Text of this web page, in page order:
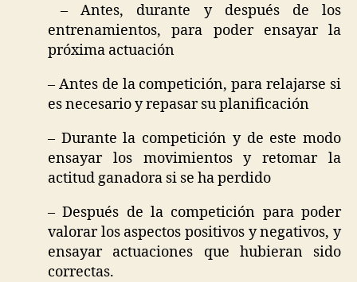
– Antes, durante y después de los
entrenamientos, para poder ensayar la
próxima actuación
– Antes de la competición, para relajarse si
es necesario y repasar su planificación
– Durante la competición y de este modo
ensayar los movimientos y retomar la
actitud ganadora si se ha perdido
– Después de la competición para poder
valorar los aspectos positivos y negativos, y
ensayar actuaciones que hubieran sido
correctas.